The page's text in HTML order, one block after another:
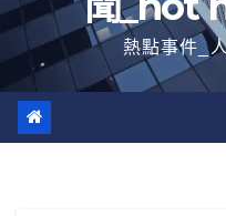
熱點事件_